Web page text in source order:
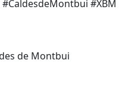
#XBM
de Montbui